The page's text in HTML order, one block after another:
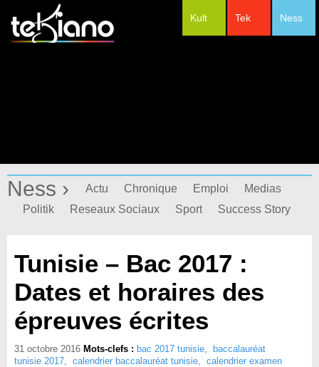
Ness
Tek
Kult
Ness › Actu Chronique Emploi
Medias
Politik
Reseaux Sociaux Sport Success Story
Tunisie – Bac 2017 :
Dates et horaires des
épreuves écrites
31 octobre 2016 Mots-clefs : bac 2017 tunisie,
baccalauréat
tunisie 2017, calendrier baccalauréat tunisie, calendrier examen